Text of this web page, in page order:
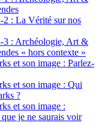
2 : La Vérité sur nos
3 : Archéologie, Art &
« hors contexte »
et son image : Parlez-
et son image : Qui
?
et son image :
je ne saurais voir